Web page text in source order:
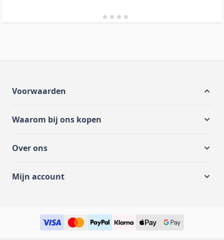
Voorwaarden
Waarom bij ons kopen
Over ons
Mijn account